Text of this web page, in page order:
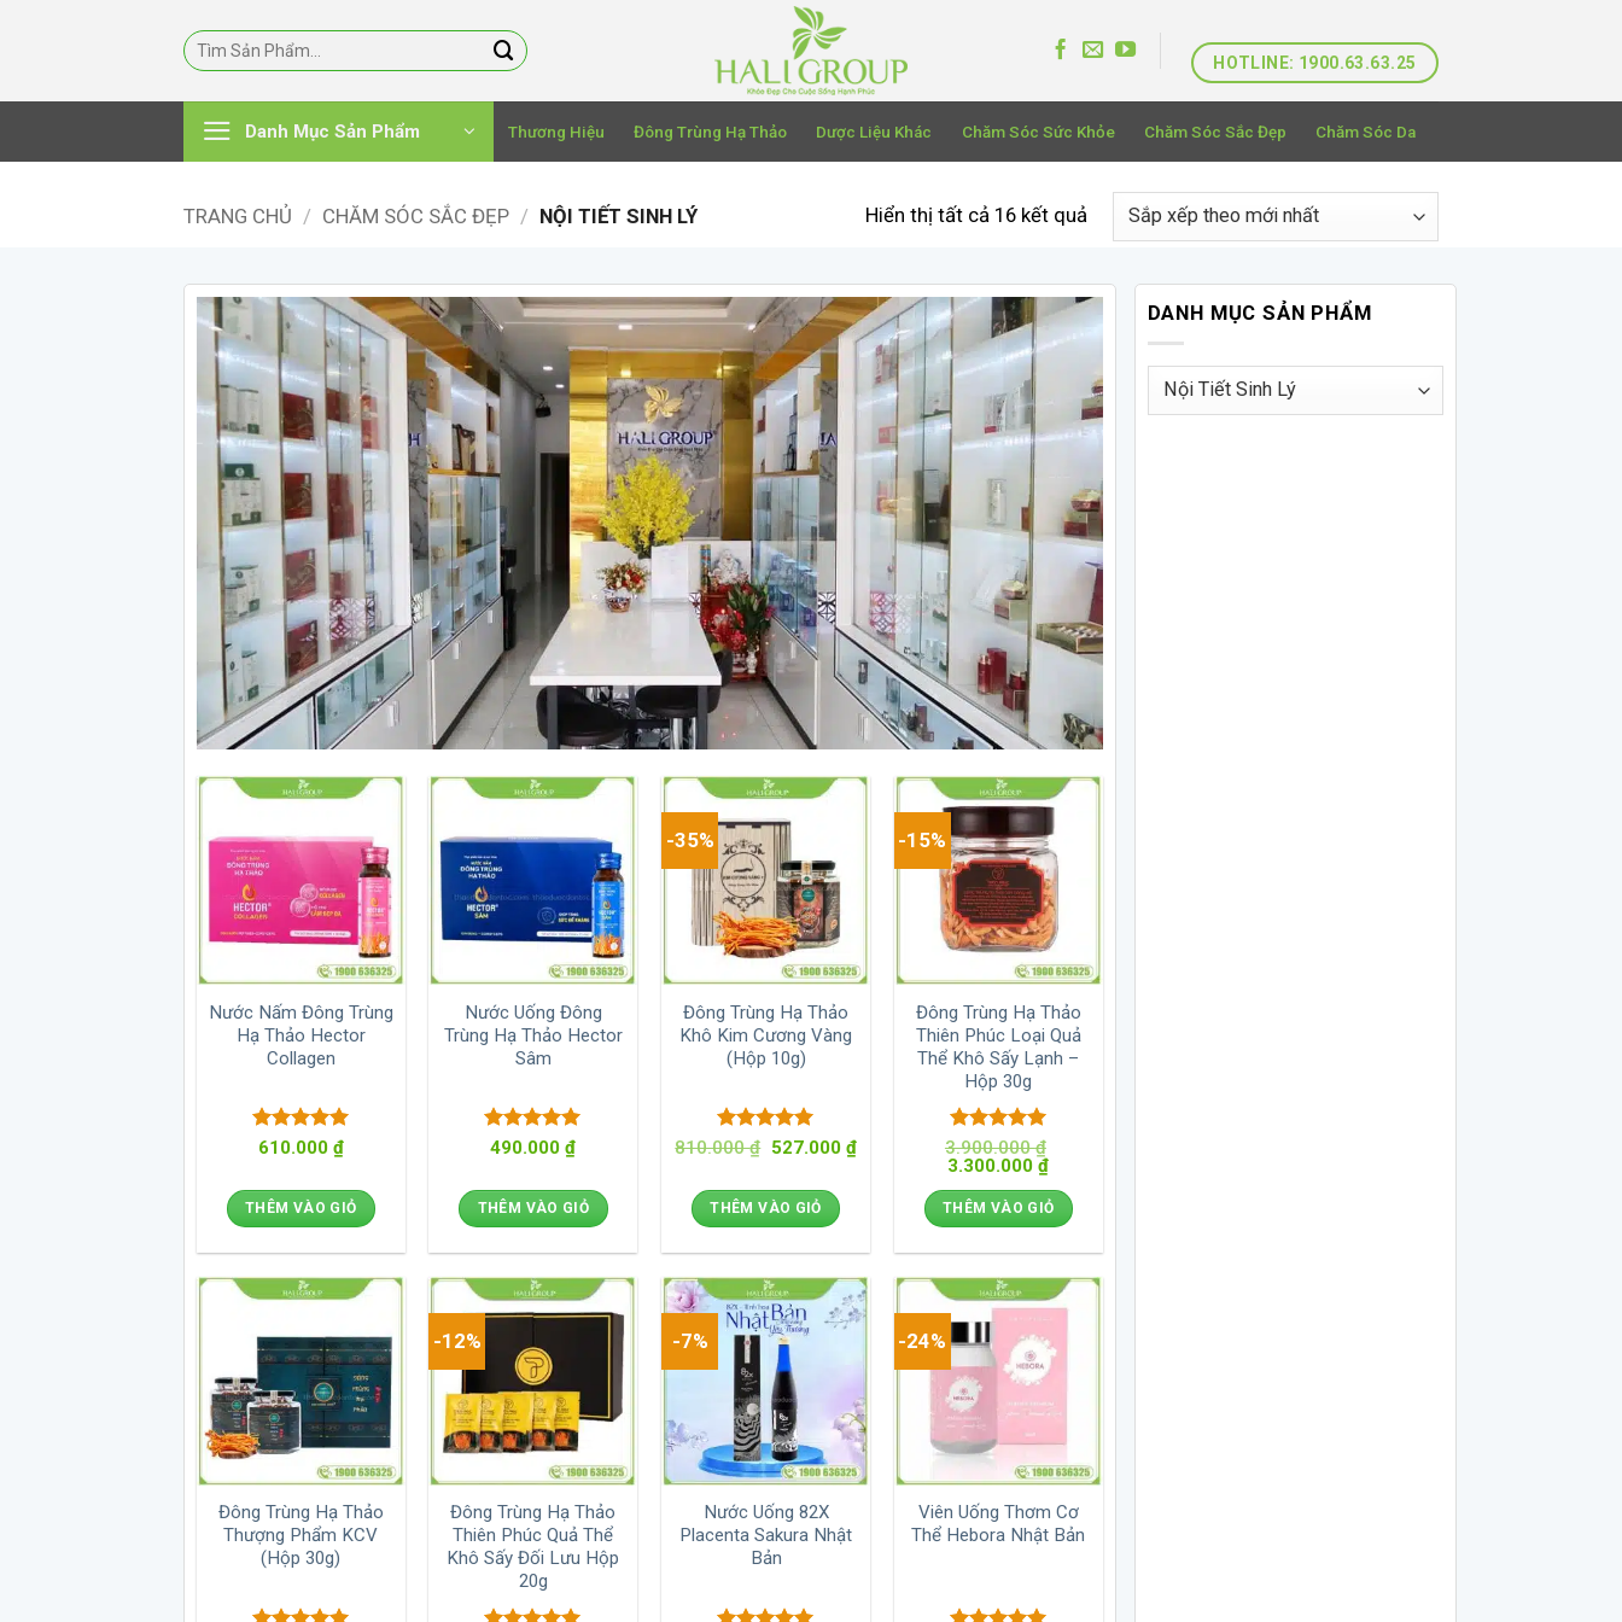
dung
HOTLINE: 1900.63.63.25
Danh Mục Sản Phẩm Thương Hiệu Đông Trùng Hạ Thảo Dược Liệu Khác Chăm Sóc Sức Khỏe Chăm Sóc Sắc Đẹp Chăm Sóc Da
TRANG CHỦ / CHĂM SÓC SẮC ĐẸP / NỘI TIẾT SINH LÝ Hiển thị tất cả 16 kết quả
sắp
theo
nhất
Nước Nấm Đông Trùng
Hạ Thảo Hector
Collagen
Được xếp
610.000 ₫
THÊM VÀO GIỎ
Nước Uống Đông
Trùng Hạ Thảo Hector
Sâm
Được xếp
490.000₫
THÊM VÀO GIỎ
-35%
Đông Trùng Hạ Thảo
Khô Kim Cương Vàng
(Hộp 10g)
Được xếp
810.000₫ Giá
810.000 ₫.
527.000 ₫Giá
hiện
527.000 ₫.
THÊM VÀO GIỎ
-15%
Đông Trùng Hạ Thảo
Thiên Phúc Loại Quả
Thể Khô Sấy Lạnh –
Hộp 30g
Được xếp
hạng 55
3.900.000₫
Giá
là:
3.900.000 ₫.
3.300.000₫Giá
tại
là:
THÊM VÀO GIỎ
Đông Trùng Hạ Thảo
Thượng Phẩm KCV
(Hộp 30g)
-12%
Đông Trùng Hạ Thảo
Thiên Phúc Quả Thể
Khô Sấy Đối Lưu Hộp
20g
-7%
Nước Uống 82X
Placenta Sakura Nhật
Bản
-24%
Viên Uống Thơm Cơ
Thể Hebora Nhật Bản
DANH MỤC SẢN PHẨM